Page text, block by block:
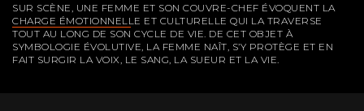
SUR SCÈNE, UNE FEMME ET SON COUVRE-CHEF ÉVOQUENT LA
CHARGE ÉMOTIONNELLE ET CULTURELLE QUI LA TRAVERSE
TOUT AU LONG DE SON CYCLE DE VIE. DE CET OBJET À
SYMBOLOGIE ÉVOLUTIVE, LA FEMME NAÎT, S’Y PROTÈGE ET EN
FAIT SURGIR LA VOIX, LE SANG, LA SUEUR ET LA VIE.